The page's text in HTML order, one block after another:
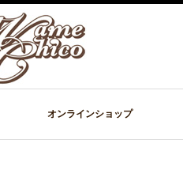
オンラインショップ